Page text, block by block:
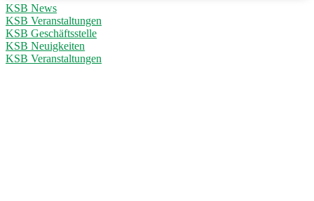
KSB News
KSB Veranstaltungen
KSB Geschäftsstelle
KSB Neuigkeiten
KSB Veranstaltungen